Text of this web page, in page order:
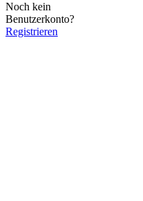
Noch kein
Benutzerkonto?
Registrieren